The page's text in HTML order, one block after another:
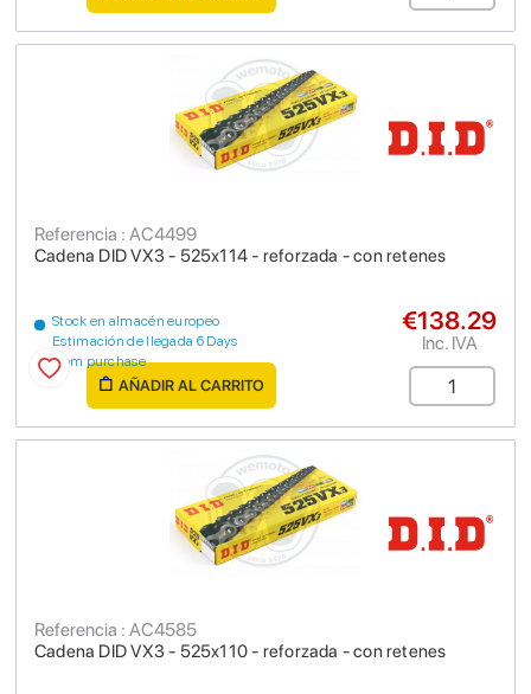
Cadena DID VX3 - 525x114 - reforzada - con retenes
Referencia : AC4499
Stock en almacén europeo
Estimación de llegada 6 Days
from purchase
€138.29
Inc. IVA
AÑADIR AL CARRITO
Cadena DID VX3 - 525x110 - reforzada - con retenes
Referencia : AC4585